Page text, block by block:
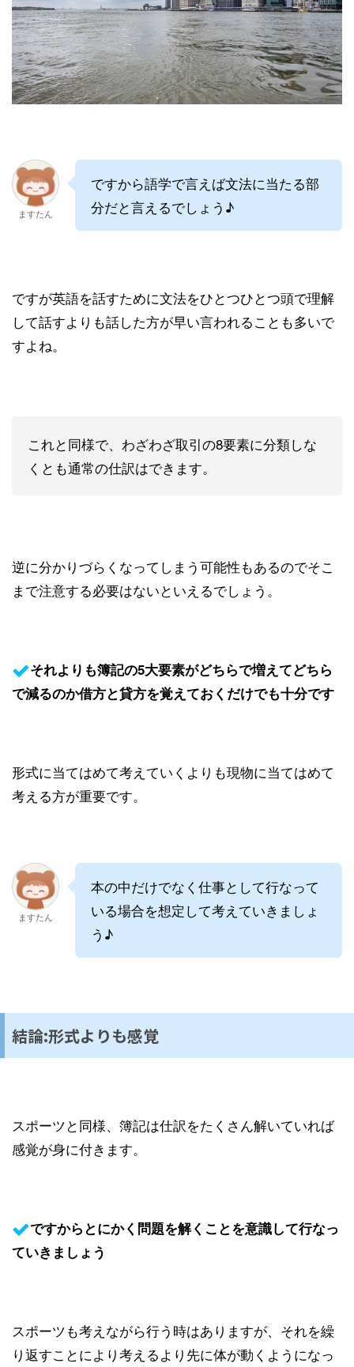
ますたん
ですから語学で言えば文法に当たる部
分だと言えるでしょう♪
ですが英語を話すために文法をひとつひとつ頭で理解
して話すよりも話した方が早い言われることも多いで
すよね。
これと同様で、わざわざ取引の8要素に分類しな
くとも通常の仕訳はできます。
逆に分かりづらくなってしまう可能性もあるのでそこ
まで注意する必要はないといえるでしょう。
それよりも簿記の5大要素がどちらで増えてどちら
で減るのか借方と貸方を覚えておくだけでも十分です
形式に当てはめて考えていくよりも現物に当てはめて
考える方が重要です。
ますたん
本の中だけでなく仕事として行なって
いる場合を想定して考えていきましょ
う♪
結論:形式よりも感覚
スポーツと同様、簿記は仕訳をたくさん解いていれば
感覚が身に付きます。
ですからとにかく問題を解くことを意識して行なっ
ていきましょう
スポーツも考えながら行う時はありますが、それを繰
り返すことにより考えるより先に体が動くようになっ